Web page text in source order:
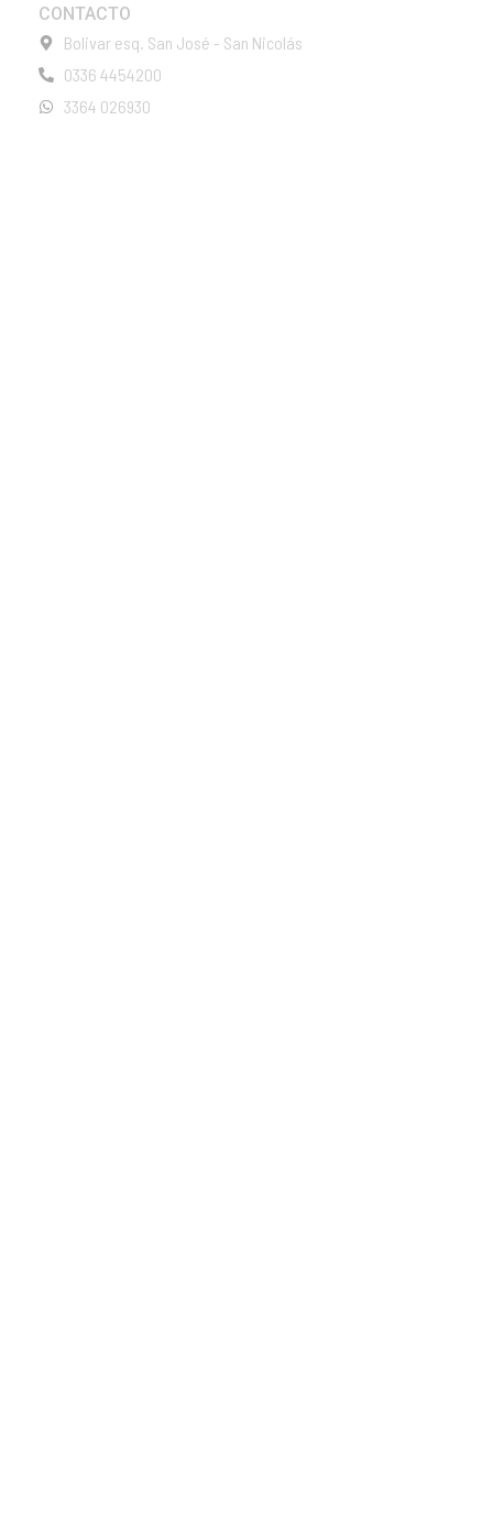
CONTACTO
Bolivar esq. San José - San Nicolás
0336 4454200
3364 026930